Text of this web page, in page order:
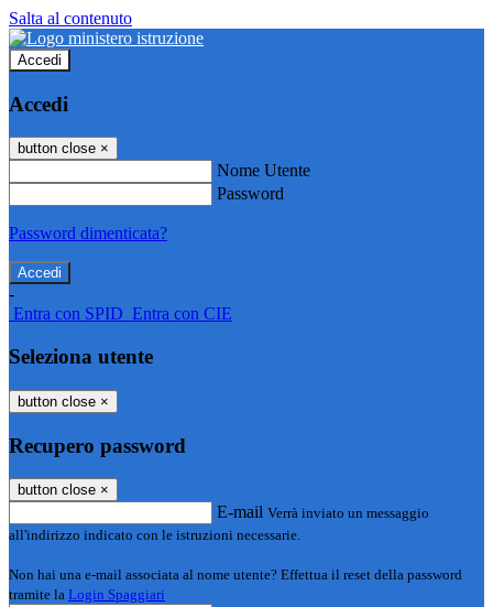
Salta al contenuto
Accedi
Accedi
button close ×
Nome Utente
Password
Password dimenticata?
-
Entra con SPID Entra con CIE
Seleziona utente
button close ×
Recupero password
button close ×
E-mail Verrà inviato un messaggio
all'indirizzo indicato con le istruzioni necessarie.
Non hai una e-mail associata al nome utente? Effettua il reset della password
tramite la Login Spaggiari